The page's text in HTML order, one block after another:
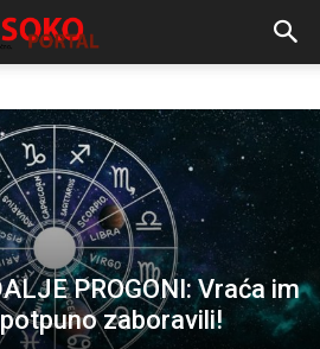
PROGONI: Vraća im
zaboravili!